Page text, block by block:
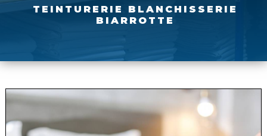
TEINTURERIE BLANCHISSERIE
BIARROTTE